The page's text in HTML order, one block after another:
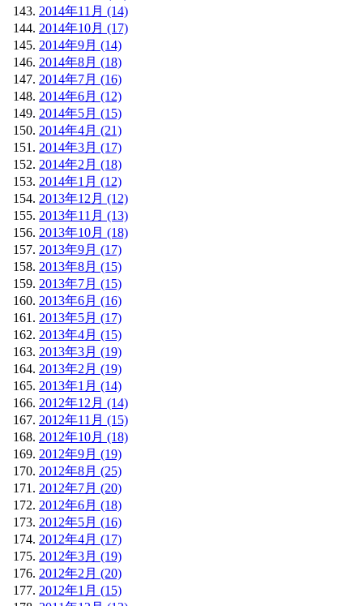
2014年11月 (14)
2014年10月 (17)
2014年9月 (14)
2014年8月 (18)
2014年7月 (16)
2014年6月 (12)
2014年5月 (15)
2014年4月 (21)
2014年3月 (17)
2014年2月 (18)
2014年1月 (12)
2013年12月 (12)
2013年11月 (13)
2013年10月 (18)
2013年9月 (17)
2013年8月 (15)
2013年7月 (15)
2013年6月 (16)
2013年5月 (17)
2013年4月 (15)
2013年3月 (19)
2013年2月 (19)
2013年1月 (14)
2012年12月 (14)
2012年11月 (15)
2012年10月 (18)
2012年9月 (19)
2012年8月 (25)
2012年7月 (20)
2012年6月 (18)
2012年5月 (16)
2012年4月 (17)
2012年3月 (19)
2012年2月 (20)
2012年1月 (15)